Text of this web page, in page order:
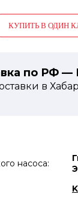
КУПИТЬ В ОДИН
по РФ
в
насоса: